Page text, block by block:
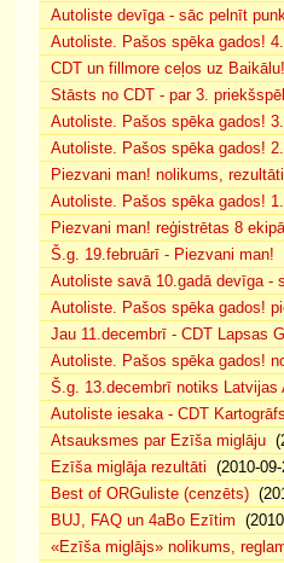
Autoliste devīga - sāc pelnīt
Autoliste. Pašos spēka gados!
CDT un fillmore ceļos uz Baikālu!
Stāsts no CDT - par 3.
Autoliste. Pašos spēka gados!
Autoliste. Pašos spēka gados!
Piezvani man! nolikums,
Autoliste. Pašos spēka gados!
Piezvani man! reģistrētas 8
Š.g. 19.februārī - Piezvani man!
Autoliste savā 10.gadā devīga -
Autoliste. Pašos spēka gados!
Jau 11.decembrī - CDT Lapsas
Autoliste. Pašos spēka gados!
Š.g. 13.decembrī notiks Latvijas
Autoliste iesaka - CDT
Atsauksmes par Ezīša miglāju
Ezīša miglāja rezultāti (2010-
Best of ORGuliste (cenzēts)
BUJ, FAQ un 4aBo Ezītim
«Ezīša miglājs» nolikums,